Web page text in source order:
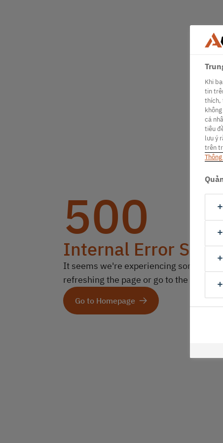
500
Internal Error
It seems we're experiencing some
refreshing the page or go to the
Go to Homepage
Khi
tin
thích,
cá
tiêu
lưu ý
trên